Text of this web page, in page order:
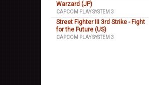
Warzard (JP)
CAPCOM PLAY SYSTEM 3
Street Fighter III 3rd Strike - Fight
for the Future (US)
CAPCOM PLAY SYSTEM 3